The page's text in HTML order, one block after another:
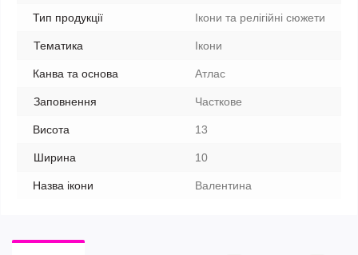
Тип продукції Ікони та релігійні сюжети
Тематика Ікони
Канва та основа Атлас
Заповнення Часткове
Висота 13
Ширина 10
Назва ікони Валентина